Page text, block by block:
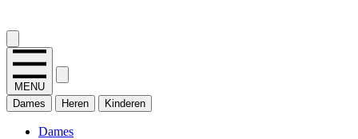
MENU
Dames
Heren Kinderen
Dames